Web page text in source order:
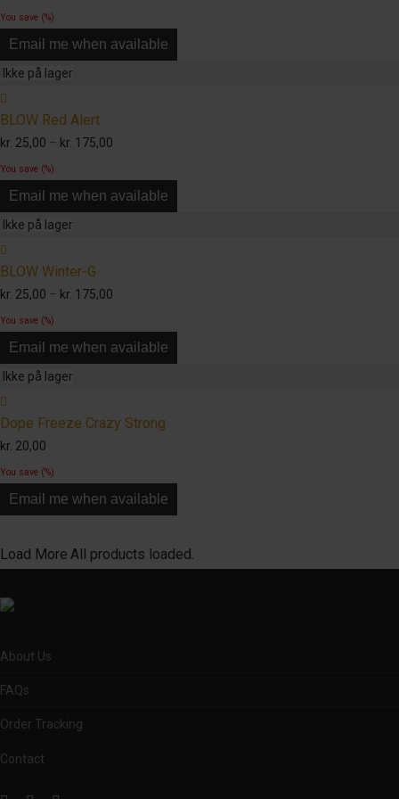
til
kr. 175,00
You save (%)
Email me when available
BLOW Red Alert
kr. 25,00 – kr. 175,00
til
kr. 175,00
You save (%)
Email me when available
BLOW Winter-G
kr. 25,00 – kr. 175,00
til
kr. 175,00
You save (%)
Email me when available
Dope Freeze Crazy Strong
kr. 20,00
You save (%)
Email me when available
Load More All products loaded.
About Us
FAQs
Order Tracking
Contact